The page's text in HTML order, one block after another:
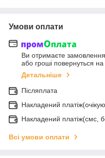
Умови оплати
Ви отримаєте замовлення
або гроші повернуться
Детальніше
Післяплата
Накладений
Накладений платіж(смс,
Всі умови оплати